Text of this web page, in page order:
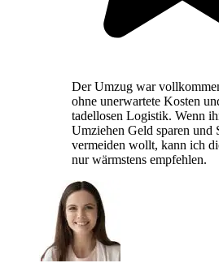
Der Umzug war
ohne unerwartete Kosten
tadellosen Logistik. Wenn
Umziehen Geld sparen und
vermeiden wollt, kann ich
nur wärmstens empfehlen.